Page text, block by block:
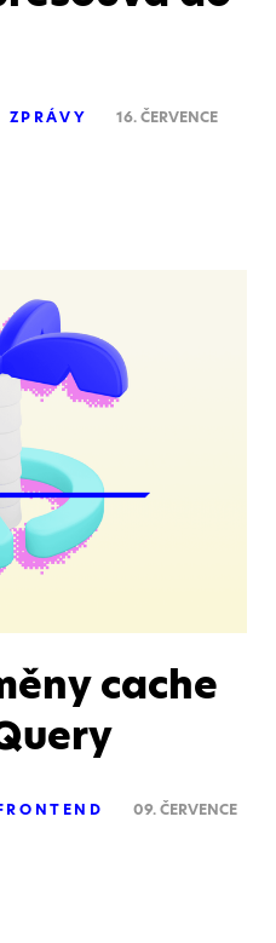
ZPRÁVY
16. ČERVENCE
cache
09. ČERVENCE